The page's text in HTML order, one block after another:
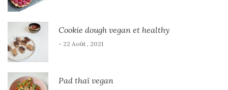
Cookie dough vegan et healthy
- 22 Août , 2021
Pad thaï vegan